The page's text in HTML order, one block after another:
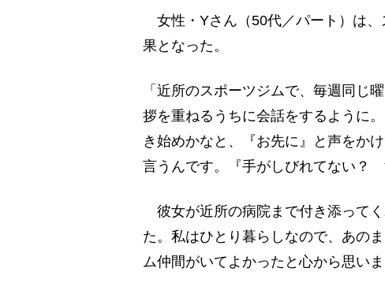
女性・Yさん（50代／パート）は
果となった。
「近所のスポーツジムで、毎週同じ
拶を重ねるうちに会話をするように
き始めかなと、『お先に』と声をか
言うんです。『手がしびれてない？
彼女が近所の病院まで付き添って
た。私はひとり暮らしなので、あの
ム仲間がいてよかったと心から思い